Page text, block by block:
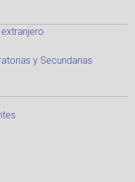
y Secundarias